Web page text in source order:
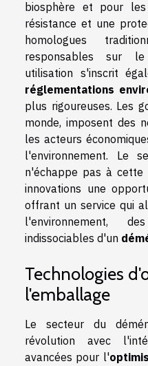
biosphère et pour
résistance et une
homologues
responsables sur
utilisation s'inscrit
réglementations
plus rigoureuses. Les
monde, imposent des
les acteurs
l'environnement. Le
n'échappe pas à cette
innovations une
offrant un service qui
l'environnement,
indissociables d'un
Technologies
l'emballage
Le secteur du
révolution avec
avancées pour l'